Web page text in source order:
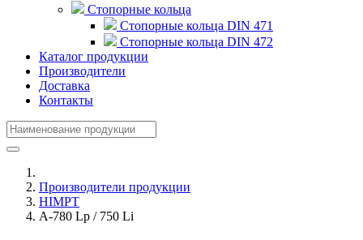
Стопорные кольца
Стопорные кольца DIN 471
Стопорные кольца DIN 472
Каталог продукции
Производители
Доставка
Контакты
Производители продукции
HIMPT
А-780 Lp / 750 Li